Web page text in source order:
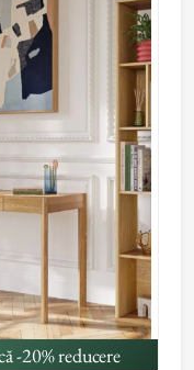
-20% reducere